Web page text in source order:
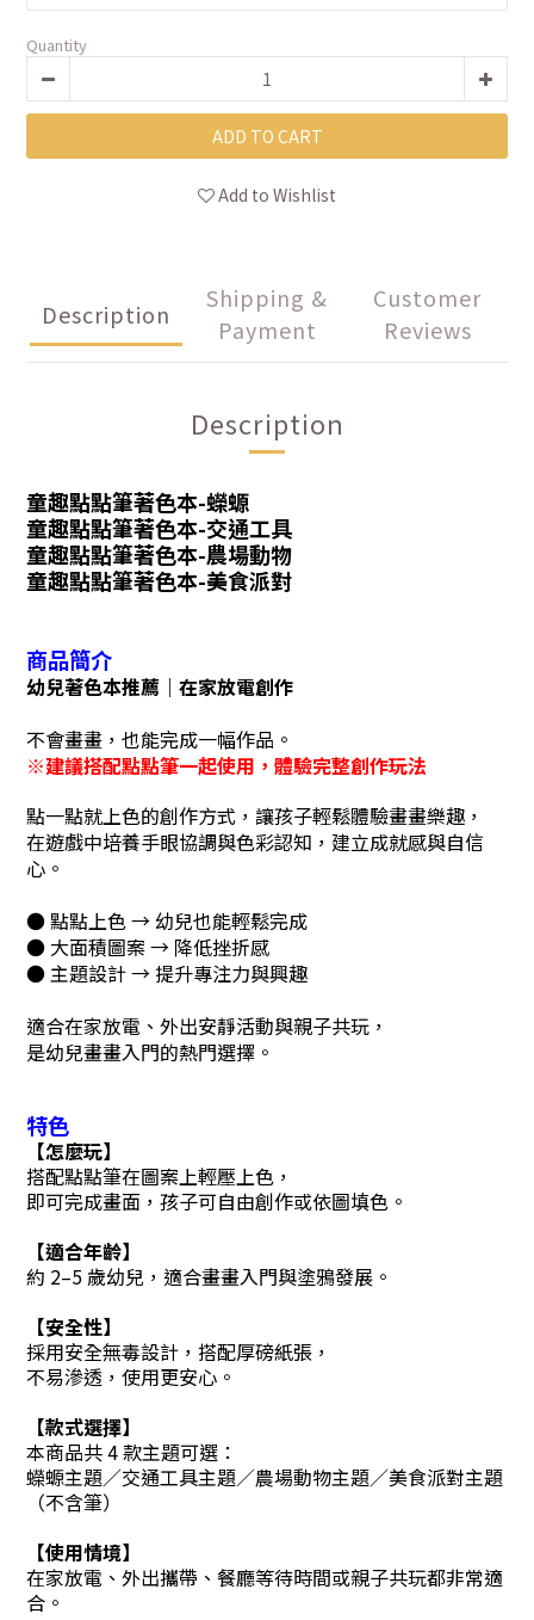
Quantity
ADD TO CART
Add to Wishlist
Description
Shipping &
Payment
Customer
Reviews
Description
童趣點點筆著色本-蠑螈
童趣點點筆著色本-交通工具
童趣點點筆著色本-農場動物
童趣點點筆著色本-美食派對
商品簡介
幼兒著色本推薦｜在家放電創作
不會畫畫，也能完成一幅作品。
※建議搭配點點筆一起使用，體驗完整創作玩法
點一點就上色的創作方式，讓孩子輕鬆體驗畫畫樂趣，
在遊戲中培養手眼協調與色彩認知，建立成就感與自信
心。
● 點點上色 → 幼兒也能輕鬆完成
● 大面積圖案 → 降低挫折感
● 主題設計 → 提升專注力與興趣
適合在家放電、外出安靜活動與親子共玩，
是幼兒畫畫入門的熱門選擇。
特色
【怎麼玩】
搭配點點筆在圖案上輕壓上色，
即可完成畫面，孩子可自由創作或依圖填色。
【適合年齡】
約 2–5 歲幼兒，適合畫畫入門與塗鴉發展。
【安全性】
採用安全無毒設計，搭配厚磅紙張，
不易滲透，使用更安心。
【款式選擇】
本商品共 4 款主題可選：
蠑螈主題／交通工具主題／農場動物主題／美食派對主題
（不含筆）
【使用情境】
在家放電、外出攜帶、餐廳等待時間或親子共玩都非常適
合。